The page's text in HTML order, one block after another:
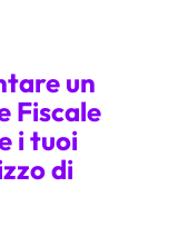
un
Fiscale
i tuoi
di